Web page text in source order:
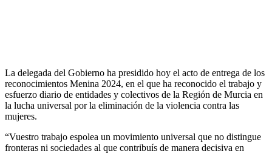
La delegada del Gobierno ha presidido hoy el acto de entrega de los
reconocimientos Menina 2024, en el que ha reconocido el trabajo y
esfuerzo diario de entidades y colectivos de la Región de Murcia en
la lucha universal por la eliminación de la violencia contra las
mujeres.
“Vuestro trabajo espolea un movimiento universal que no distingue
fronteras ni sociedades al que contribuís de manera decisiva en